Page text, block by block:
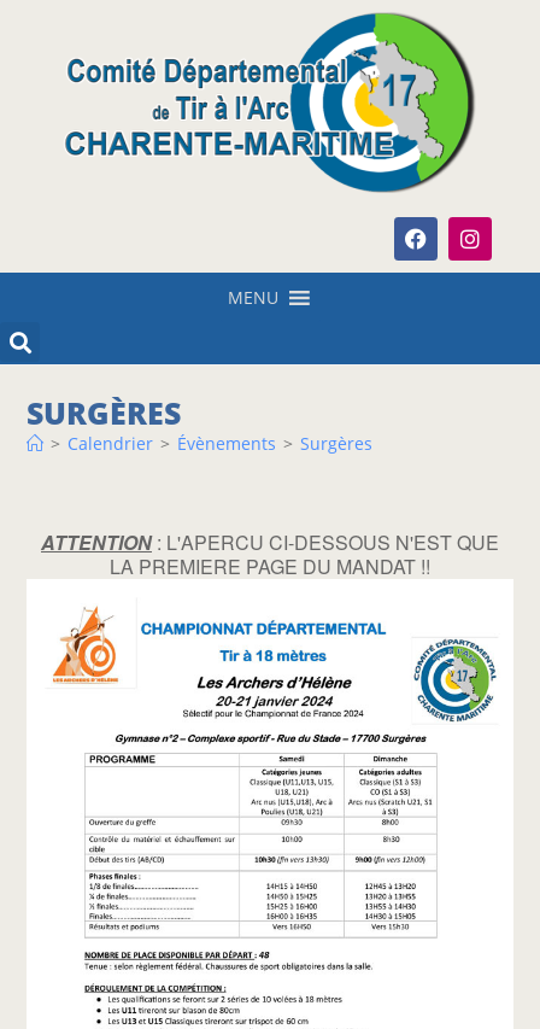
MENU
SURGÈRES
> Calendrier > Évènements > Surgères
ATTENTION: L'APERCU CI-DESSOUS N'EST QUE
LA PREMIERE PAGE DU MANDAT !!